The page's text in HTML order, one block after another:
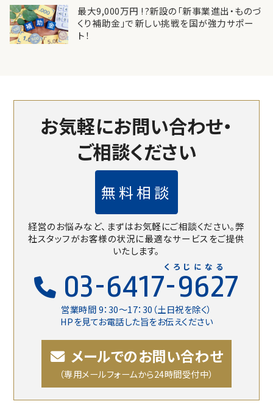
最大9,000万円 !?新設の「新事業進出・ものづ
くり補助金」で新しい挑戦を国が強力サポー
ト！
お気軽にお問い合わせ・
ご相談ください
無料相談
経営のお悩みなど、まずはお気軽にご相談ください。弊
社スタッフがお客様の状況に最適なサービスをご提供
いたします。
03-6417-9627
営業時間 9：30〜17：30（土日祝を除く）
HPを見てお電話した旨をお伝えください
くろじになる
メールでのお問い合わせ
（専用メールフォームから24時間受付中）